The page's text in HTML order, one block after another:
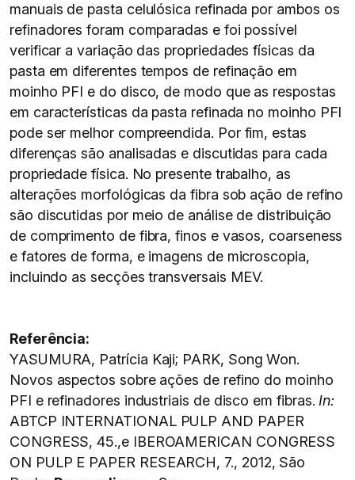
manuais de pasta celulósica refinada por ambos os
refinadores foram comparadas e foi possível
verificar a variação das propriedades físicas da
pasta em diferentes tempos de refinação em
moinho PFI e do disco, de modo que as respostas
em características da pasta refinada no moinho PFI
pode ser melhor compreendida. Por fim, estas
diferenças são analisadas e discutidas para cada
propriedade física. No presente trabalho, as
alterações morfológicas da fibra sob ação de refino
são discutidas por meio de análise de distribuição
de comprimento de fibra, finos e vasos, coarseness
e fatores de forma, e imagens de microscopia,
incluindo as secções transversais MEV.
Referência:
YASUMURA, Patrícia Kaji; PARK, Song Won.
Novos aspectos sobre ações de refino do moinho
PFI e refinadores industriais de disco em fibras. In:
ABTCP INTERNATIONAL PULP AND PAPER
CONGRESS, 45.,e IBEROAMERICAN CONGRESS
ON PULP E PAPER RESEARCH, 7., 2012, São